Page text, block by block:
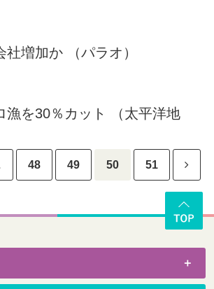
社増加か （パラオ）
漁を30％カット （太平洋地
48 49 50 51